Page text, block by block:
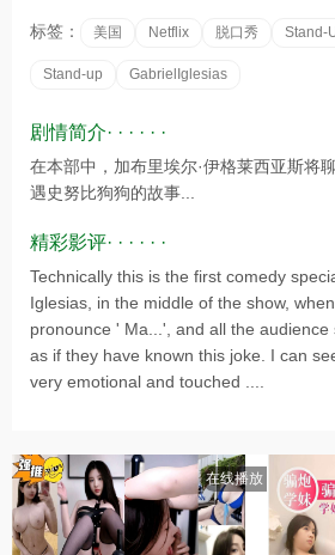
标签： 美国 Netflix 脱口秀 Stand-
Stand-up GabrielIglesias
剧情简介· · · · · ·
在本部中，加布里埃尔·伊格莱西亚斯将
遇史努比狗狗的故事...
精彩影评· · · · · ·
Technically this is the first comedy
Iglesias, in the middle of the show,
pronounce ' Ma...', and all the audience
as if they have known this joke. I can
very emotional and touched ....